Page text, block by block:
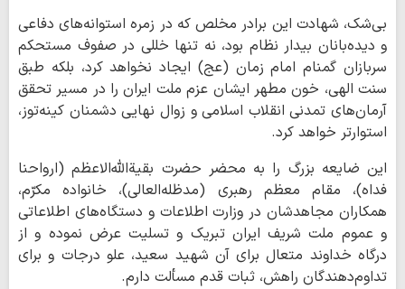
بی‌شک، شهادت این برادر مخلص که در زمره استوانه‌های دفاعی
و دیده‌بانان بیدار نظام بود، نه تنها خللی در صفوف مستحکم
سربازان گمنام امام زمان (عج) ایجاد نخواهد کرد، بلکه طبق
سنت الهی، خون مطهر ایشان عزم ملت ایران را در مسیر تحقق
آرمان‌های تمدنی انقلاب اسلامی و زوال نهایی دشمنان کینه‌توز،
استوارتر خواهد کرد.
این ضایعه بزرگ را به محضر حضرت بقیةالله‌الاعظم (ارواحنا
فداه)، مقام معظم رهبری (مدظله‌العالی)، خانواده مکرّم،
همکاران مجاهدشان در وزارت اطلاعات و دستگاه‌های اطلاعاتی
و عموم ملت شریف ایران تبریک و تسلیت عرض نموده و از
درگاه خداوند متعال برای آن شهید سعید، علو درجات و برای
تداوم‌دهندگان راهش، ثبات قدم مسألت دارم.